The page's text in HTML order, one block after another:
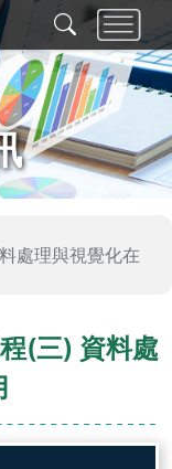
處理與視覺化在
(三) 資料處